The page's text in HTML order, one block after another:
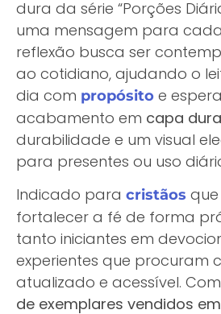
dura da série “Porções
uma mensagem para
reflexão busca ser
ao cotidiano, ajudando o
dia com propósito e
acabamento em capa dura
durabilidade e um visual
para presentes ou uso
Indicado para cristãos
fortalecer a fé de forma
tanto iniciantes em
experientes que procuram
atualizado e acessível.
de exemplares vendidos